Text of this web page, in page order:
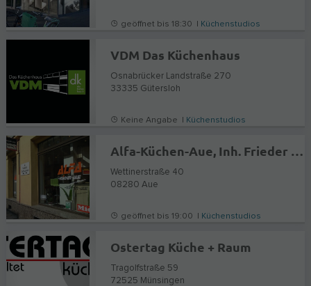
geöffnet bis 18:30 | Küchenstudios
VDM Das Küchenhaus
Osnabrücker Landstraße 270
33335 Gütersloh
Keine Angabe | Küchenstudios
Alfa-Küchen-Aue, Inh. Frieder Weißflog
Wettinerstraße 40
08280 Aue
geöffnet bis 19:00 | Küchenstudios
Ostertag Küche + Raum
Tragolfstraße 59
72525 Münsingen